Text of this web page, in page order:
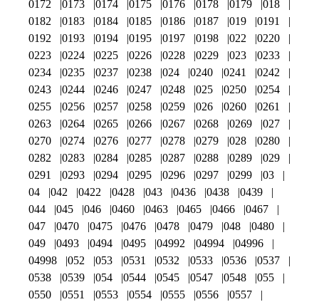
0172 0173 0174 0175 0176 0178 0179
018
0182
0183 0184 0185 0186 0187 019
0191
0192
0193 0194 0195 0197 0198 022
0220
0223
0224 0225 0226 0228 0229 023
0233
0234
0235 0237 0238 024 0240 0241
0242
0243
0244 0246 0247 0248 025 0250
0254
0255
0256 0257 0258 0259 026 0260
0261
0263
0264 0265 0266 0267 0268 0269
027
0270
0274 0276 0277 0278 0279 028
0280
0282
0283 0284 0285 0287 0288 0289
029
0291
0293 0294 0295 0296 0297 0299
03
04
042 0422 0428 043 0436 0438
0439
044
045 046 0460 0463 0465 0466
0467
047
0470 0475 0476 0478 0479 048
0480
049
0493 0494 0495 04992 04994
04996
04998
052 053 0531 0532 0533 0536
0537
0538
0539 054 0544 0545 0547 0548
055
0550
0551 0553 0554 0555 0556
0557